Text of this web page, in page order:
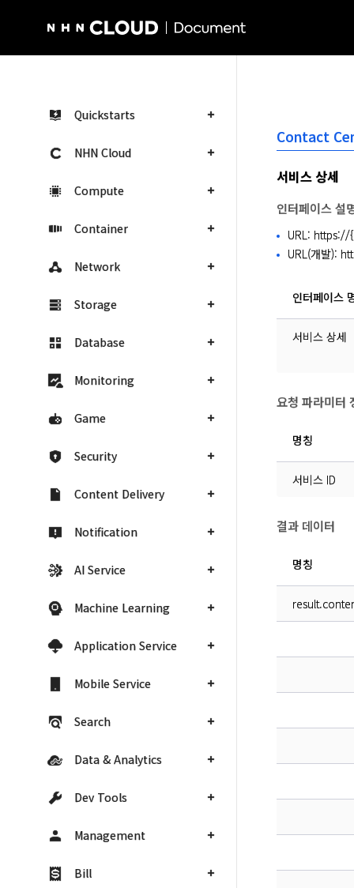
Quickstarts
NHN Cloud
Compute
Container
Network
Storage
Database
Monitoring
Game
Security
Content Delivery
Notification
AI Service
Machine Learning
Application Service
Mobile Service
Search
Data & Analytics
Dev Tools
Management
Bill
Contact
서비스 상세
인터페이스 설
URL:
URL(개발):
인터페이스
서비스 상세
요청 파라미터
명칭
서비스 ID
결과 데이터
명칭